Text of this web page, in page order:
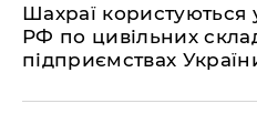
Шахраї користуються
РФ по цивільних
підприємствах